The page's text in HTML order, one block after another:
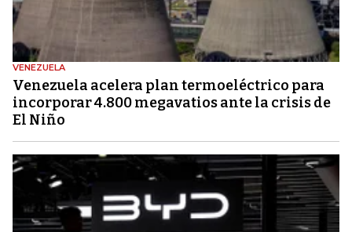
VENEZUELA
Venezuela acelera plan termoeléctrico para
incorporar 4.800 megavatios ante la crisis de
El Niño